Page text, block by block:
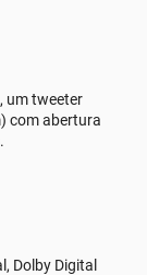
um tweeter
com abertura
Dolby Digital